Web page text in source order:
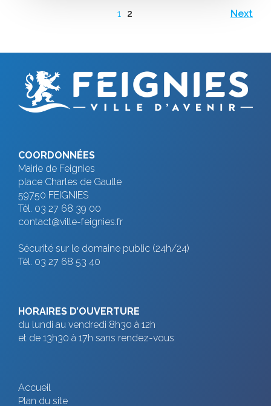
1 2 Next
COORDONNÉES
Mairie de Feignies
place Charles de Gaulle
59750 FEIGNIES
Tél. 03 27 68 39 00
contact@ville-feignies.fr
Sécurité sur le domaine public (24h/24)
Tél. 03 27 68 53 40
HORAIRES D’OUVERTURE
du lundi au vendredi 8h30 à 12h
et de 13h30 à 17h sans rendez-vous
Accueil
Plan du site